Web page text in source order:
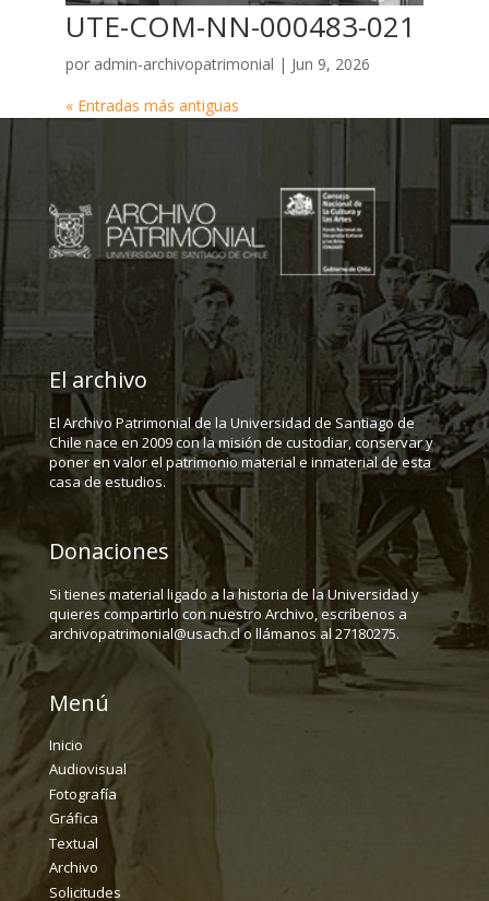
UTE-COM-NN-000483-021
por admin-archivopatrimonial | Jun 9, 2026
« Entradas más antiguas
El archivo
El Archivo Patrimonial de la Universidad de Santiago de
Chile nace en 2009 con la misión de custodiar, conservar y
poner en valor el patrimonio material e inmaterial de esta
casa de estudios.
Donaciones
Si tienes material ligado a la historia de la Universidad y
quieres compartirlo con nuestro Archivo, escríbenos a
archivopatrimonial@usach.cl o llámanos al 27180275.
Menú
Inicio
Audiovisual
Fotografía
Gráfica
Textual
Archivo
Solicitudes